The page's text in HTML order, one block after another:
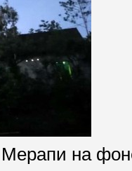
Мерапи на